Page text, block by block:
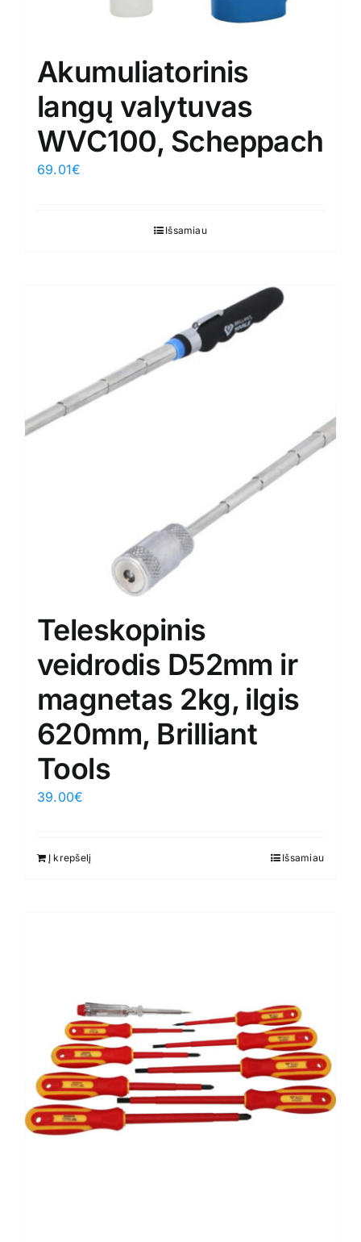
Akumuliatorinis
langų valytuvas
WVC100, Scheppach
69.01€
Išsamiau
Teleskopinis
veidrodis D52mm ir
magnetas 2kg, ilgis
620mm, Brilliant
Tools
39.00€
Į krepšelį Išsamiau